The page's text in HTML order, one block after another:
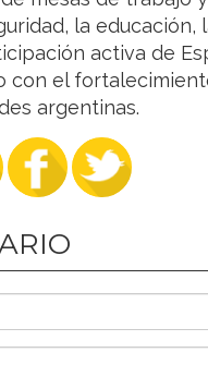
la educación,
activa de
con el
argentinas.